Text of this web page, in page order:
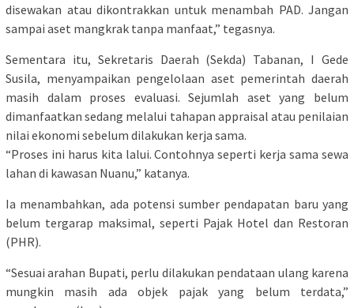
disewakan atau dikontrakkan untuk menambah PAD. Jangan
sampai aset mangkrak tanpa manfaat,” tegasnya.
Sementara itu, Sekretaris Daerah (Sekda) Tabanan, I Gede
Susila, menyampaikan pengelolaan aset pemerintah daerah
masih dalam proses evaluasi. Sejumlah aset yang belum
dimanfaatkan sedang melalui tahapan appraisal atau penilaian
nilai ekonomi sebelum dilakukan kerja sama.
“Proses ini harus kita lalui. Contohnya seperti kerja sama sewa
lahan di kawasan Nuanu,” katanya.
Ia menambahkan, ada potensi sumber pendapatan baru yang
belum tergarap maksimal, seperti Pajak Hotel dan Restoran
(PHR).
“Sesuai arahan Bupati, perlu dilakukan pendataan ulang karena
mungkin masih ada objek pajak yang belum terdata,”